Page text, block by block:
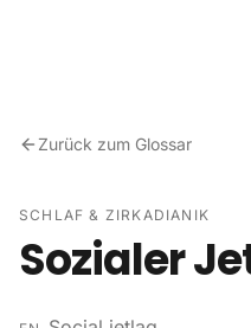
Zurück zum Glossar
SCHLAF & ZIRKADIANIK
Sozialer